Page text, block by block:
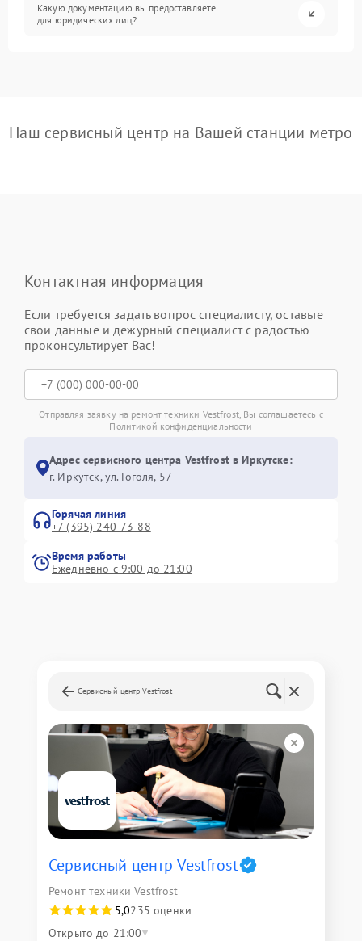
Какую документацию вы предоставляете
для юридических лиц?
Наш сервисный центр на Вашей станции метро
Контактная информация
Если требуется задать вопрос специалисту, оставьте
свои данные и дежурный специалист с радостью
проконсультирует Вас!
Отправляя заявку на ремонт техники Vestfrost, Вы соглашаетесь с
Политикой конфиденциальности
Адрес сервисного центра Vestfrost в Иркутске:
г. Иркутск, ул. ​Гоголя, 57
Горячая линия
+7 (395) 240-73-88
Время работы
Ежедневно с 9:00 до 21:00
Сервисный центр Vestfrost
Сервисный центр Vestfrost
Ремонт техники Vestfrost
5,0235 оценки
Открыто до 21:00